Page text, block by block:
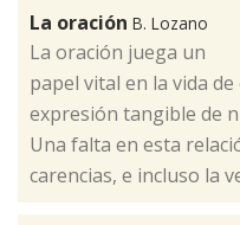
La oración B. Lozano
​La oración juega un
papel vital en la vida
expresión tangible de
Una falta en esta
carencias, e incluso la